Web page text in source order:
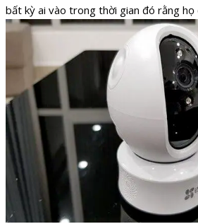
bất kỳ ai vào trong thời gian đó rằng họ